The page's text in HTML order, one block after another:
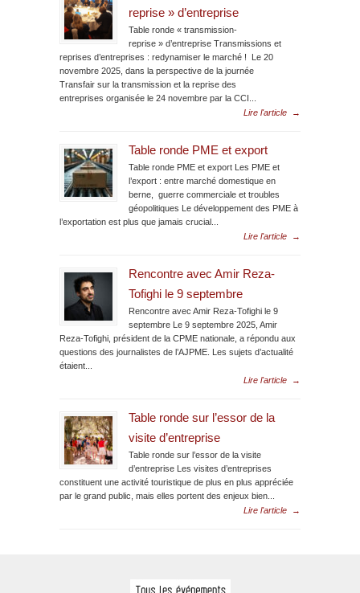
reprise » d’entreprise
Table ronde « transmission-
reprise » d’entreprise Transmissions et
reprises d’entreprises : redynamiser le marché ! Le 20
novembre 2025, dans la perspective de la journée
Transfair sur la transmission et la reprise des
entreprises organisée le 24 novembre par la CCI...
Lire l'article
→
Table ronde PME et export
Table ronde PME et export Les PME et
l’export : entre marché domestique en
berne, guerre commerciale et troubles
géopolitiques Le développement des PME à
l’exportation est plus que jamais crucial...
Lire l'article
→
Rencontre avec Amir Reza-
Tofighi le 9 septembre
Rencontre avec Amir Reza-Tofighi le 9
septembre Le 9 septembre 2025, Amir
Reza-Tofighi, président de la CPME nationale, a répondu aux
questions des journalistes de l’AJPME. Les sujets d’actualité
étaient...
Lire l'article
→
Table ronde sur l’essor de la
visite d’entreprise
Table ronde sur l’essor de la visite
d’entreprise Les visites d’entreprises
constituent une activité touristique de plus en plus appréciée
par le grand public, mais elles portent des enjeux bien...
Lire l'article
→